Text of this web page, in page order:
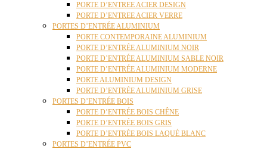
PORTE D’ENTREE ACIER DESIGN
PORTE D’ENTREE ACIER VERRE
PORTES D’ENTRÉE ALUMINIUM
PORTE CONTEMPORAINE ALUMINIUM
PORTE D’ENTRÉE ALUMINIUM NOIR
PORTE D’ENTRÉE ALUMINIUM SABLE NOIR
PORTE D’ENTRÉE ALUMINIUM MODERNE
PORTE ALUMINIUM DESIGN
PORTE D’ENTRÉE ALUMINIUM GRISE
PORTES D’ENTRÉE BOIS
PORTE D’ENTRÉE BOIS CHÊNE
PORTE D’ENTRÉE BOIS GRIS
PORTE D’ENTRÉE BOIS LAQUÉ BLANC
PORTES D’ENTRÉE PVC